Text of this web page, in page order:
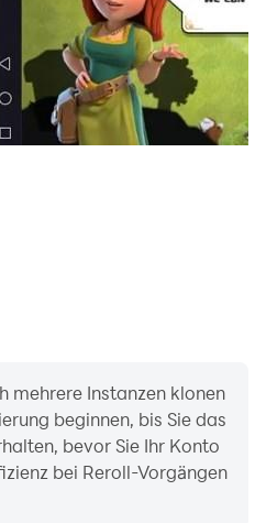
mehrere Instanzen klonen
beginnen, bis Sie das
bevor Sie Ihr Konto
bei Reroll-Vorgängen